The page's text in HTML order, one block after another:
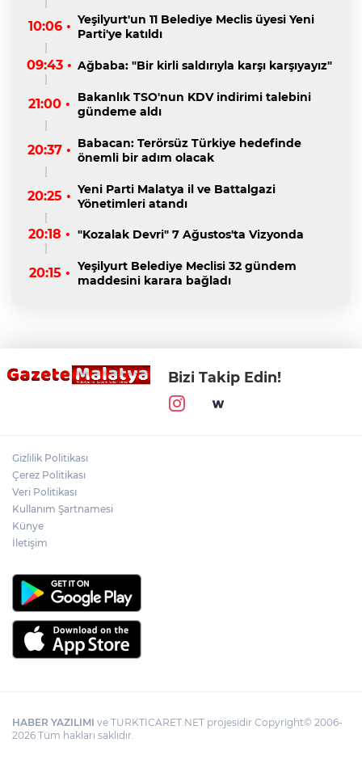
10:06 • Yeşilyurt'un 11 Belediye Meclis üyesi Yeni
Parti'ye katıldı
09:43 • Ağbaba: "Bir kirli saldırıyla karşı karşıyayız"
21:00 •
Bakanlık TSO'nun KDV indirimi talebini
gündeme aldı
20:37 • Babacan: Terörsüz Türkiye hedefinde
önemli bir adım olacak
20:25 • Yeni Parti Malatya il ve Battalgazi
Yönetimleri atandı
20:18 • "Kozalak Devri" 7 Ağustos'ta Vizyonda
20:15 • Yeşilyurt Belediye Meclisi 32 gündem
maddesini karara bağladı
Bizi Takip Edin!
Gizlilik Politikası
Çerez Politikası
Veri Politikası
Kullanım Şartnamesi
Künye
İletişim
HABER YAZILIMI ve TURKTICARET.NET projesidir Copyright© 2006-
2026 Tüm hakları saklıdır.